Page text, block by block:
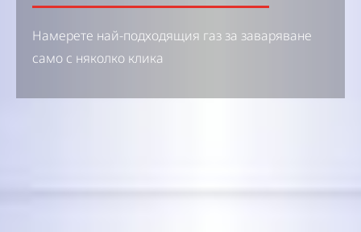
Намерете най-подходящия газ за заваряване
само с няколко клика